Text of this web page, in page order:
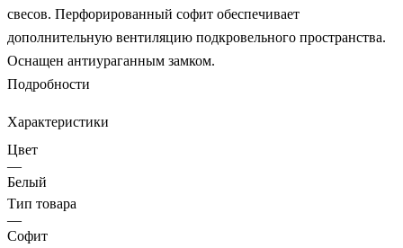
свесов. Перфорированный софит обеспечивает
дополнительную вентиляцию подкровельного пространства.
Оснащен антиураганным замком.
Подробности
Характеристики
Цвет
—
Белый
Тип товара
—
Софит